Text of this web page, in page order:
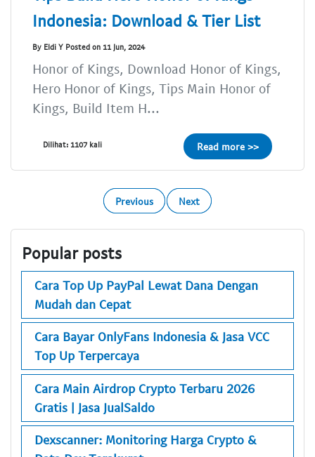
Indonesia: Download & Tier List
By Eldi Y Posted on 11 Jun, 2024
Honor of Kings, Download Honor of Kings,
Hero Honor of Kings, Tips Main Honor of
Kings, Build Item H...
Dilihat: 1107 kali Read more >>
Previous Next
Popular posts
Cara Top Up PayPal Lewat Dana Dengan
Mudah dan Cepat
Cara Bayar OnlyFans Indonesia & Jasa VCC
Top Up Terpercaya
Cara Main Airdrop Crypto Terbaru 2026
Gratis | Jasa JualSaldo
Dexscanner: Monitoring Harga Crypto &